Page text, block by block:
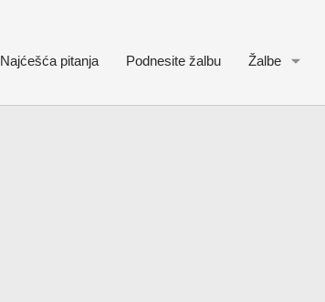
Najćešća pitanja Podnesite žalbu Žalbe